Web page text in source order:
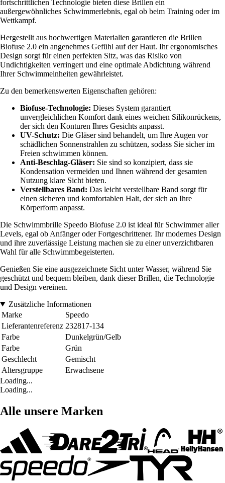
fortschrittlichen Technologie bieten diese Brillen ein
außergewöhnliches Schwimmerlebnis, egal ob beim Training oder im
Wettkampf.
Hergestellt aus hochwertigen Materialien garantieren die Brillen
Biofuse 2.0 ein angenehmes Gefühl auf der Haut. Ihr ergonomisches
Design sorgt für einen perfekten Sitz, was das Risiko von
Undichtigkeiten verringert und eine optimale Abdichtung während
Ihrer Schwimmeinheiten gewährleistet.
Zu den bemerkenswerten Eigenschaften gehören:
Biofuse-Technologie: Dieses System garantiert
unvergleichlichen Komfort dank eines weichen Silikonrückens,
der sich den Konturen Ihres Gesichts anpasst.
UV-Schutz: Die Gläser sind behandelt, um Ihre Augen vor
schädlichen Sonnenstrahlen zu schützen, sodass Sie sicher im
Freien schwimmen können.
Anti-Beschlag-Gläser: Sie sind so konzipiert, dass sie
Kondensation vermeiden und Ihnen während der gesamten
Nutzung klare Sicht bieten.
Verstellbares Band: Das leicht verstellbare Band sorgt für
einen sicheren und komfortablen Halt, der sich an Ihre
Körperform anpasst.
Die Schwimmbrille Speedo Biofuse 2.0 ist ideal für Schwimmer aller
Levels, egal ob Anfänger oder Fortgeschrittener. Ihr modernes Design
und ihre zuverlässige Leistung machen sie zu einer unverzichtbaren
Wahl für alle Schwimmbegeisterten.
Genießen Sie eine ausgezeichnete Sicht unter Wasser, während Sie
geschützt und bequem bleiben, dank dieser Brillen, die Technologie
und Design vereinen.
Zusätzliche Informationen
Marke
Speedo
Lieferantenreferenz 232817-134
Farbe
Dunkelgrün/Gelb
Farbe
Grün
Geschlecht
Gemischt
Altersgruppe
Erwachsene
Loading...
Loading...
Alle unsere Marken